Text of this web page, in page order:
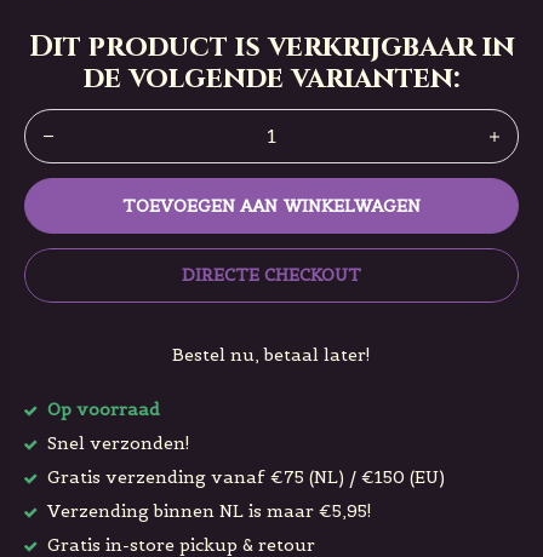
Dit product is verkrijgbaar in
de volgende varianten:
TOEVOEGEN AAN WINKELWAGEN
DIRECTE CHECKOUT
Bestel nu, betaal later!
Op voorraad
Snel verzonden!
Gratis verzending vanaf €75 (NL) / €150 (EU)
Verzending binnen NL is maar €5,95!
Gratis in-store pickup & retour